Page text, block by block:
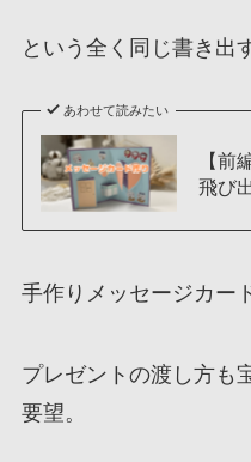
という全く同じ書き出
あわせて読みたい
【
飛び
手作りメッセージカー
プレゼントの渡し方も
要望。